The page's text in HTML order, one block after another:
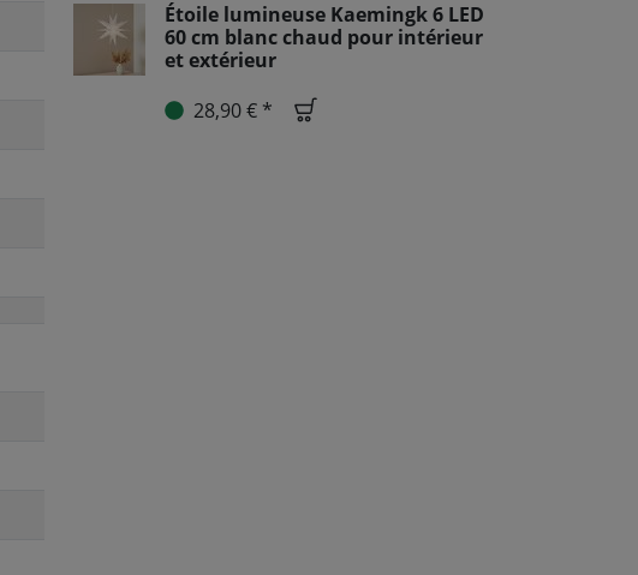
Étoile lumineuse Kaemingk 6 LED
60 cm blanc chaud pour intérieur
et extérieur
28,90 € *